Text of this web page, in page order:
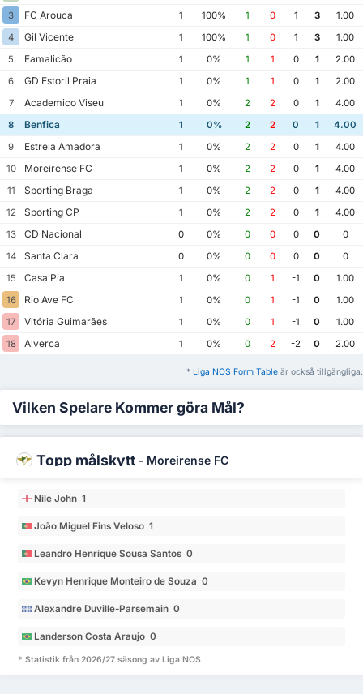
3
FC Arouca 1 100% 1 0 1 3
1.00
4
Gil Vicente 1 100% 1 0 1 3
1.00
5
Famalicão 1 0% 1 1 0 1
2.00
6
GD Estoril Praia 1 0% 1 1 0 1
2.00
7
Academico Viseu 1 0% 2 2 0 1
4.00
8
Benfica 1 0% 2 2 0 1
4.00
9
Estrela Amadora 1 0% 2 2 0 1
4.00
10
Moreirense FC 1 0% 2 2 0 1
4.00
11
Sporting Braga 1 0% 2 2 0 1
4.00
12
Sporting CP 1 0% 2 2 0 1
4.00
13
CD Nacional 0 0% 0 0 0 0
0
14
Santa Clara 0 0% 0 0 0 0
0
15
Casa Pia 1 0% 0 1 -1 0
1.00
16
Rio Ave FC 1 0% 0 1 -1 0
1.00
17
Vitória Guimarães 1 0% 0 1 -1 0
1.00
18
Alverca 1 0% 0 2 -2 0 2.00
* Liga NOS Form Table är också tillgängliga.
Vilken Spelare Kommer göra Mål?
Topp målskytt - Moreirense FC
Nile John 1
João Miguel Fins Veloso 1
Leandro Henrique Sousa Santos 0
Kevyn Henrique Monteiro de Souza 0
Alexandre Duville-Parsemain 0
Landerson Costa Araujo 0
* Statistik från 2026/27 säsong av Liga NOS